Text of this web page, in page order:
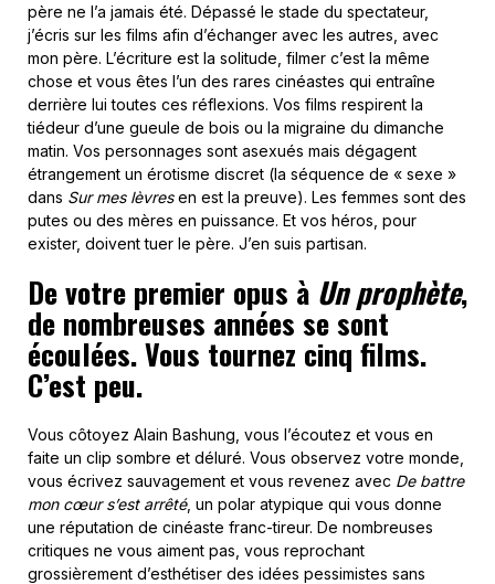
père ne l’a jamais été. Dépassé le stade du spectateur,
j’écris sur les films afin d’échanger avec les autres, avec
mon père. L’écriture est la solitude, filmer c’est la même
chose et vous êtes l’un des rares cinéastes qui entraîne
derrière lui toutes ces réflexions. Vos films respirent la
tiédeur d’une gueule de bois ou la migraine du dimanche
matin. Vos personnages sont asexués mais dégagent
étrangement un érotisme discret (la séquence de « sexe »
dans Sur mes lèvresen est la preuve). Les femmes sont des
putes ou des mères en puissance. Et vos héros, pour
exister, doivent tuer le père. J’en suis partisan.
De votre premier opus à Un prophète,
de nombreuses années se sont
écoulées. Vous tournez cinq films.
C’est peu.
Vous côtoyez Alain Bashung, vous l’écoutez et vous en
faite un clip sombre et déluré. Vous observez votre monde,
vous écrivez sauvagement et vous revenez avec De battre
mon cœur s’est arrêté, un polar atypique qui vous donne
une réputation de cinéaste franc-tireur. De nombreuses
critiques ne vous aiment pas, vous reprochant
grossièrement d’esthétiser des idées pessimistes sans